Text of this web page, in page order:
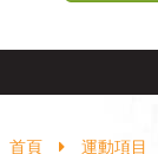
首頁 運動項目